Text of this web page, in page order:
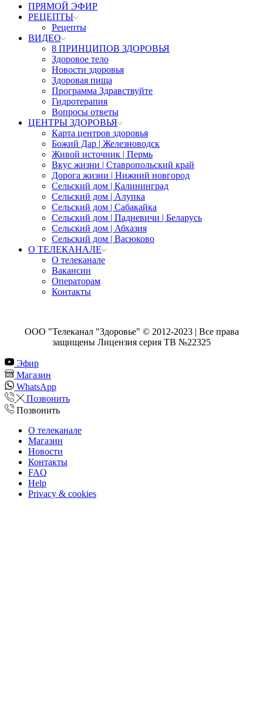
ПРЯМОЙ ЭФИР
РЕЦЕПТЫ
Рецепты
ВИДЕО
8 ПРИНЦИПОВ ЗДОРОВЬЯ
Здоровое тело
Новости здоровья
Здоровая пища
Программа Здравствуйте
Гидротерапия
Вопросы ответы
ЦЕНТРЫ ЗДОРОВЬЯ
Карта центров здоровья
Божий Дар | Железноводск
Живой источник | Пермь
Вкус жизни | Ставропольский край
Дорога жизни | Нижний новгород
Сельский дом | Калининград
Сельский дом | Алупка
Сельский дом | Сабакайка
Сельский дом | Падневичи | Беларусь
Сельский дом | Абхазия
Сельский дом | Васюково
О ТЕЛЕКАНАЛЕ
О телеканале
Вакансии
Операторам
Контакты
ООО "Телеканал "Здоровье" © 2012-2023 | Все права
защищены Лицензия серия ТВ №22325
Эфир
Магазин
WhatsApp
Позвонить
Позвонить
О телеканале
Магазин
Новости
Контакты
FAQ
Help
Privacy & cookies